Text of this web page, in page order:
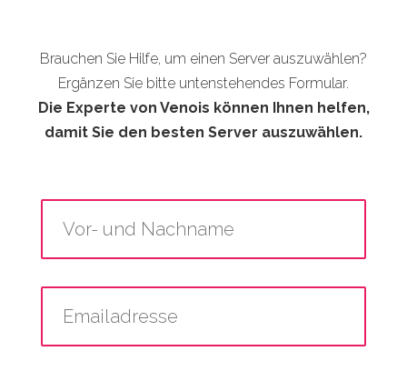
Brauchen Sie Hilfe, um einen Server auszuwählen?
Ergänzen Sie bitte untenstehendes Formular.
Die Experte von Venois können Ihnen helfen,
damit Sie den besten Server auszuwählen.